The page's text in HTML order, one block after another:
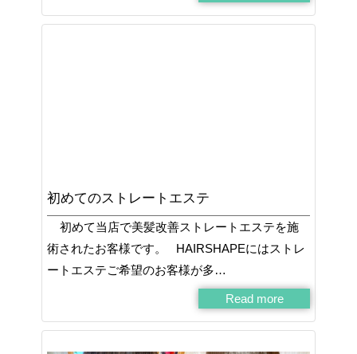
初めてのストレートエステ
初めて当店で美髪改善ストレートエステを施
術されたお客様です。 HAIRSHAPEにはストレ
ートエステご希望のお客様が多…
Read more